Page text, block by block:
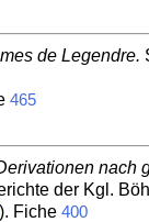
de Legendre.
465
der Kgl.
Fiche 400